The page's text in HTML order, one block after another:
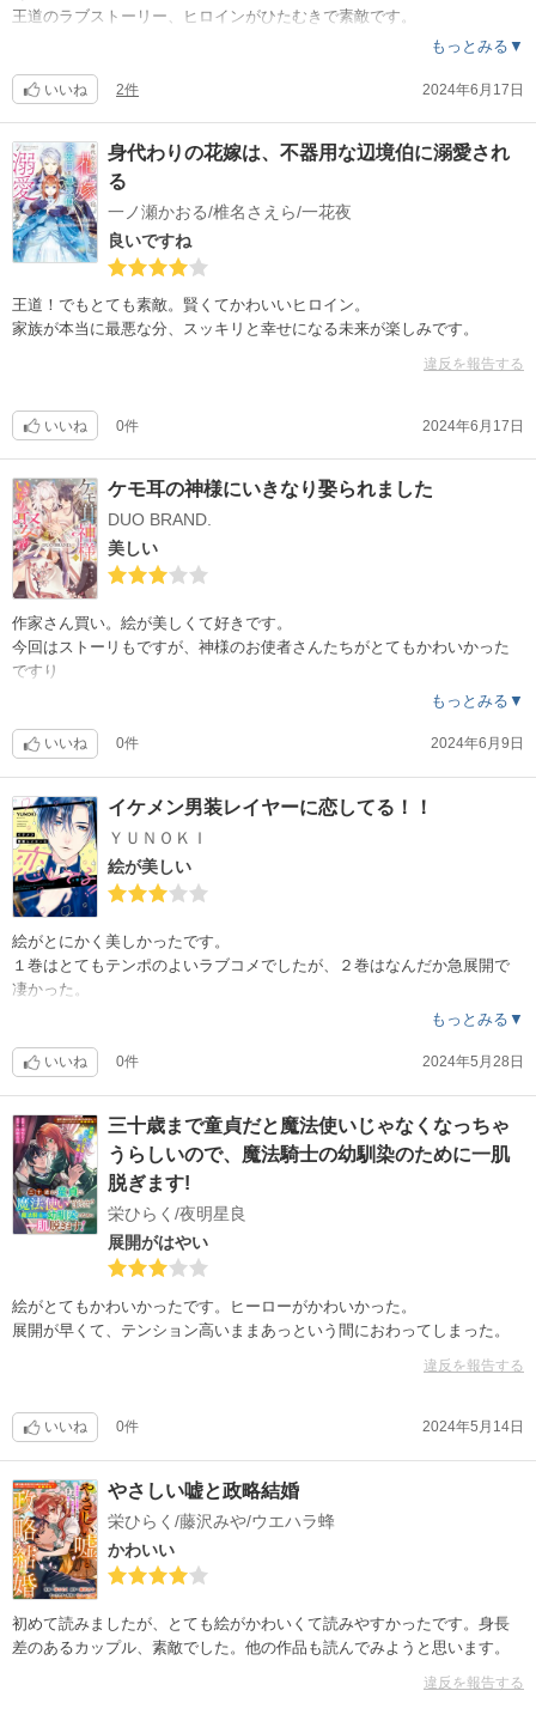
王道のラブストーリー、ヒロインがひたむきで素敵です。
もっとみる▼
いいね 2件 2024年6月17日
身代わりの花嫁は、不器用な辺境伯に溺愛され
る
一ノ瀬かおる/椎名さえら/一花夜
良いですね
王道！でもとても素敵。賢くてかわいいヒロイン。
家族が本当に最悪な分、スッキリと幸せになる未来が楽しみです。
違反を報告する
いいね 0件 2024年6月17日
ケモ耳の神様にいきなり娶られました
DUO BRAND.
美しい
作家さん買い。絵が美しくて好きです。
今回はストーリもですが、神様のお使者さんたちがとてもかわいかった
ですり
もっとみる▼
いいね 0件 2024年6月9日
イケメン男装レイヤーに恋してる！！
ＹＵＮＯＫＩ
絵が美しい
絵がとにかく美しかったです。
１巻はとてもテンポのよいラブコメでしたが、２巻はなんだか急展開で
凄かった。
もっとみる▼
いいね 0件 2024年5月28日
三十歳まで童貞だと魔法使いじゃなくなっちゃ
うらしいので、魔法騎士の幼馴染のために一肌
脱ぎます!
栄ひらく/夜明星良
展開がはやい
絵がとてもかわいかったです。ヒーローがかわいかった。
展開が早くて、テンション高いままあっという間におわってしまった。
違反を報告する
いいね 0件 2024年5月14日
やさしい嘘と政略結婚
栄ひらく/藤沢みや/ウエハラ蜂
かわいい
初めて読みましたが、とても絵がかわいくて読みやすかったです。身長
差のあるカップル、素敵でした。他の作品も読んでみようと思います。
違反を報告する